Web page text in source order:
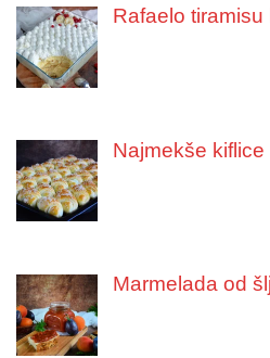
Rafaelo
Najmekše
Marmelada od